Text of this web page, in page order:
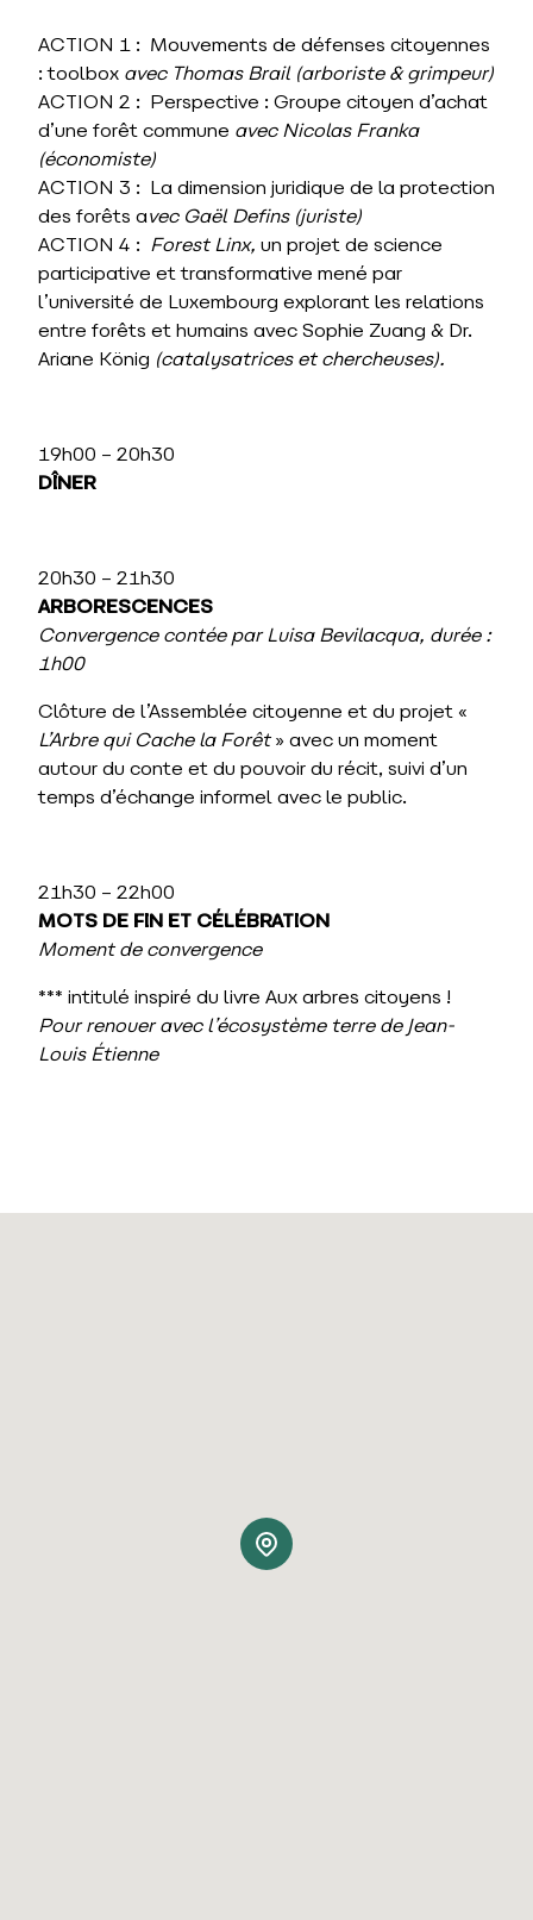
ACTION 1 : Mouvements de défenses citoyennes
: toolbox avec Thomas Brail (arboriste & grimpeur)
ACTION 2 : Perspective : Groupe citoyen d’achat
d’une forêt commune avec Nicolas Franka
(économiste)
ACTION 3 : La dimension juridique de la protection
des forêts avec Gaël Defins (juriste)
ACTION 4 : Forest Linx, un projet de science
participative et transformative mené par
l’université de Luxembourg explorant les relations
entre forêts et humains avec Sophie Zuang & Dr.
Ariane König (catalysatrices et chercheuses).
19h00 – 20h30
DÎNER
20h30 – 21h30
ARBORESCENCES
Convergence contée par Luisa Bevilacqua, durée :
1h00
Clôture de l’Assemblée citoyenne et du projet «
L’Arbre qui Cache la Forêt» avec un moment
autour du conte et du pouvoir du récit, suivi d’un
temps d’échange informel avec le public.
21h30 – 22h00
MOTS DE FIN ET CÉLÉBRATION
Moment de convergence
*** intitulé inspiré du livre Aux arbres citoyens !
Pour renouer avec l’écosystème terre de Jean-
Louis Étienne